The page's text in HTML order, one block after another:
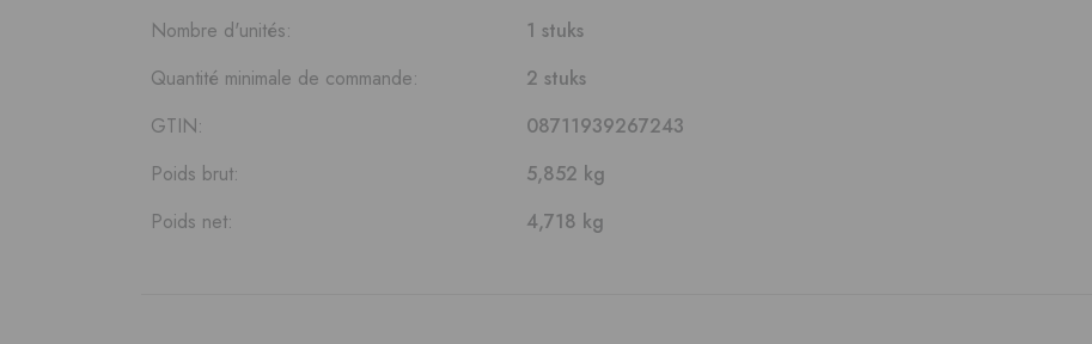
Nombre d'unités:
1 stuks
Quantité minimale de commande:
2 stuks
GTIN:
08711939267243
Poids brut:
5,852 kg
Poids net:
4,718 kg